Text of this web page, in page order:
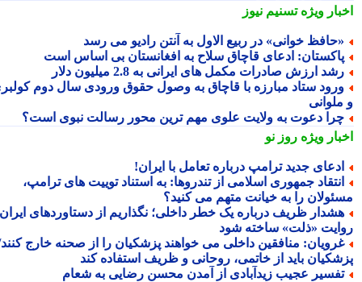
ویژهتسنیم نیوز
خوانی» در ربیع الاول به آنتن رادیو می رسد
ادعای قاچاق سلاح به افغانستان بی اساس است
ارزش صادرات مکمل های ایرانی به 2.8 میلیون دلار
ستاد مبارزه با قاچاق به وصول حقوق ورودی سال دوم کولبری
دعوت به ولایت علوی مهم ترین محور رسالت نبوی است؟
ویژهروز نو
جدید ترامپ درباره تعامل با ایران!
جمهوری اسلامی از تندروها: به استناد توییت های ترامپ،
را به خیانت متهم می کنید؟
ظریف درباره یک خطر داخلی؛ نگذاریم از دستاوردهای ایران
«ذلت» ساخته شود
منافقین داخلی می خواهند پزشکیان را از صحنه خارج کنند/
باید از خاتمی، روحانی و ظریف استفاده کند
عجیب زیدآبادی از آمدن محسن رضایی به شعام